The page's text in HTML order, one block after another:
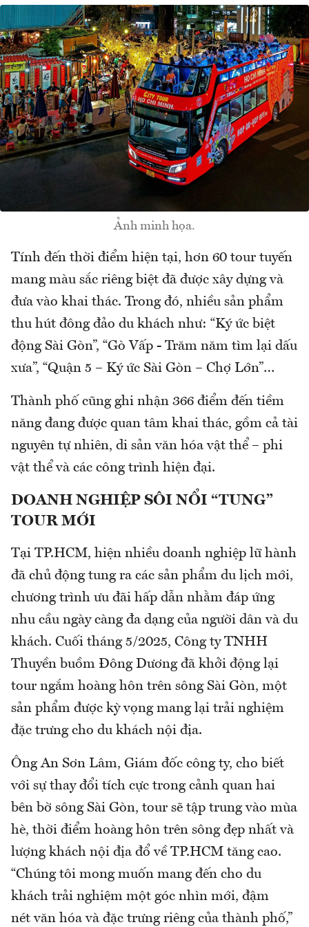
Ảnh minh họa.
Tính đến thời điểm hiện tại, hơn 60 tour tuyến
mang màu sắc riêng biệt đã được xây dựng và
đưa vào khai thác. Trong đó, nhiều sản phẩm
thu hút đông đảo du khách như: “Ký ức biệt
động Sài Gòn”, “Gò Vấp - Trăm năm tìm lại dấu
xưa”, “Quận 5 – Ký ức Sài Gòn – Chợ Lớn”…
Thành phố cũng ghi nhận 366 điểm đến tiềm
năng đang được quan tâm khai thác, gồm cả tài
nguyên tự nhiên, di sản văn hóa vật thể – phi
vật thể và các công trình hiện đại.
DOANH NGHIỆP SÔI NỔI “TUNG”
TOUR MỚI
Tại TP.HCM, hiện nhiều doanh nghiệp lữ hành
đã chủ động tung ra các sản phẩm du lịch mới,
chương trình ưu đãi hấp dẫn nhằm đáp ứng
nhu cầu ngày càng đa dạng của người dân và du
khách. Cuối tháng 5/2025, Công ty TNHH
Thuyền buồm Đông Dương đã khởi động lại
tour ngắm hoàng hôn trên sông Sài Gòn, một
sản phẩm được kỳ vọng mang lại trải nghiệm
đặc trưng cho du khách nội địa.
Ông An Sơn Lâm, Giám đốc công ty, cho biết
với sự thay đổi tích cực trong cảnh quan hai
bên bờ sông Sài Gòn, tour sẽ tập trung vào mùa
hè, thời điểm hoàng hôn trên sông đẹp nhất và
lượng khách nội địa đổ về TP.HCM tăng cao.
“Chúng tôi mong muốn mang đến cho du
khách trải nghiệm một góc nhìn mới, đậm
nét văn hóa và đặc trưng riêng của thành phố,”